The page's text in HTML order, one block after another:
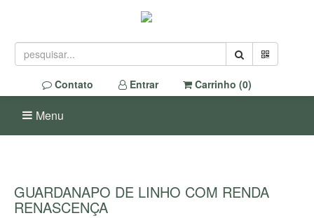
Contato Entrar Carrinho (0)
Menu
GUARDANAPO DE LINHO COM RENDA
RENASCENÇA